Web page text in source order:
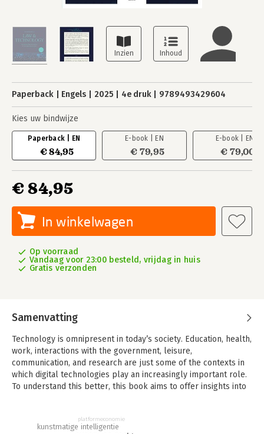
Paperback Engels 2025 4e druk 9789493429604
Kies uw bindwijze
Paperback | EN
€ 84,95
E-book | EN
€ 79,95
E-book | EN
€ 79,00
€ 84,95
In winkelwagen
Op voorraad
Vandaag voor 23:00 besteld, vrijdag in huis
Gratis verzonden
Samenvatting
Technology is omnipresent in today’s society. Education, health,
work, interactions with the government, leisure,
communication, and research are just some of the contexts in
which digital technologies play an increasingly important role.
To understand this better, this book aims to offer insights into
technology on the legal profession.
kunstmatige intelligentie
platformeconomie